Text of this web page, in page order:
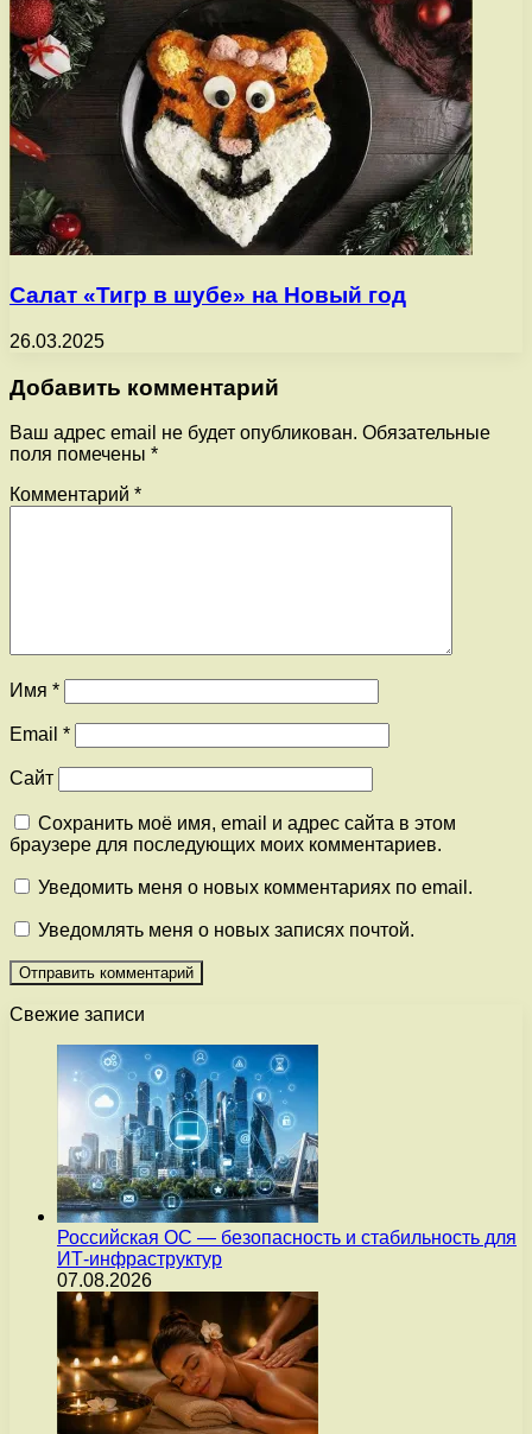
Салат «Тигр в шубе» на Новый год
26.03.2025
Добавить комментарий
Ваш адрес email не будет опубликован. Обязательные
поля помечены *
Комментарий *
Имя *
Email *
Сайт
Сохранить моё имя, email и адрес сайта в этом
браузере для последующих моих комментариев.
Уведомить меня о новых комментариях по email.
Уведомлять меня о новых записях почтой.
Свежие записи
Российская ОС — безопасность и стабильность для
ИТ-инфраструктур
07.08.2026